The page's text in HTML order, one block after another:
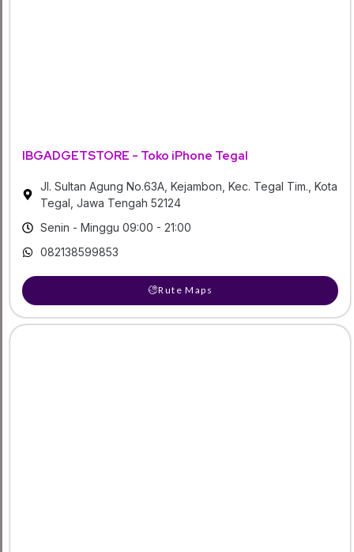
IBGADGETSTORE - Toko iPhone Tegal
Jl. Sultan Agung No.63A, Kejambon, Kec. Tegal Tim., Kota
Tegal, Jawa Tengah 52124
Senin - Minggu 09:00 - 21:00
082138599853
Rute Maps